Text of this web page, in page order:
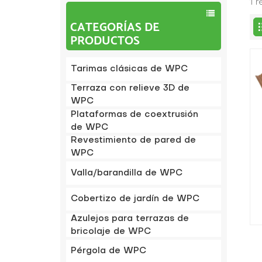
CATEGORÍAS DE
PRODUCTOS
Tarimas clásicas de WPC
Terraza con relieve 3D de
WPC
Plataformas de coextrusión
de WPC
Revestimiento de pared de
WPC
Valla/barandilla de WPC
Cobertizo de jardín de WPC
Azulejos para terrazas de
bricolaje de WPC
Pérgola de WPC
1